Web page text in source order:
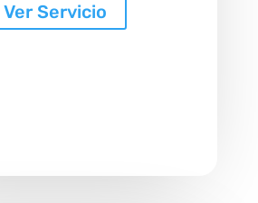
Ver Servicio